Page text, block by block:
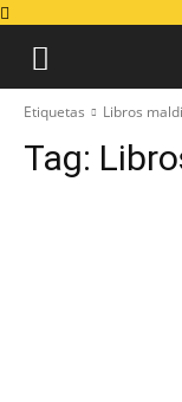
Etiquetas Libros
Tag: